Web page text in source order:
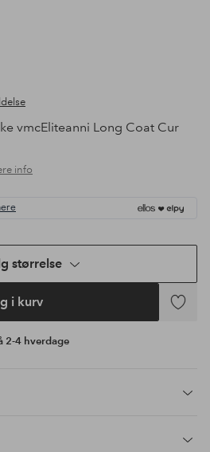
vmcEliteanni Long Coat Cur
info
størrelse
i kurv
Tilføj
2-4 hverdage